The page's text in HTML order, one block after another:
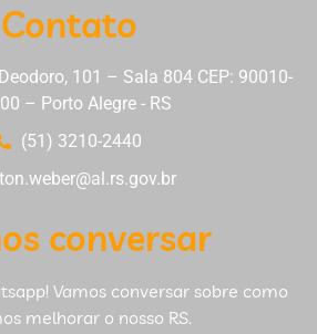
Contato
101 – Sala 804 CEP: 90010-
– Porto Alegre - RS
(51) 3210-2440
conversar
Vamos conversar sobre como
melhorar o nosso RS.